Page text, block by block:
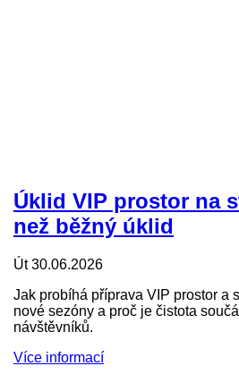
Úklid VIP prostor na
než běžný úklid
Út 30.06.2026
Jak probíhá příprava VIP prostor a
nové sezóny a proč je čistota
návštěvníků.
Více informací